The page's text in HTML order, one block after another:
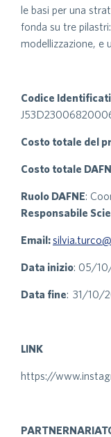
le basi per una
fonda su tre
modellizzazione, e
Codice
Costo totale del
Costo totale
Ruolo DAFNE:
Responsabile
Email:
Data inizio: 05/
Data fine: 31/10/
LINK
https://